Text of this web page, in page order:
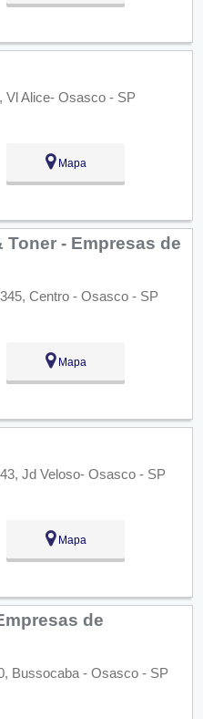
Vl Alice- Osasco - SP
Mapa
- Empresas de
Centro - Osasco - SP
Mapa
Jd Veloso- Osasco - SP
Mapa
de
Bussocaba - Osasco - SP